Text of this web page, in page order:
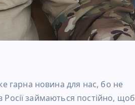
гарна новина для нас, бо не
Росії займаються постійно, щоб